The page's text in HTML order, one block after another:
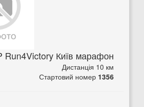
Run4Victory Київ марафон
Дистанція 10 км
Стартовий номер 1356